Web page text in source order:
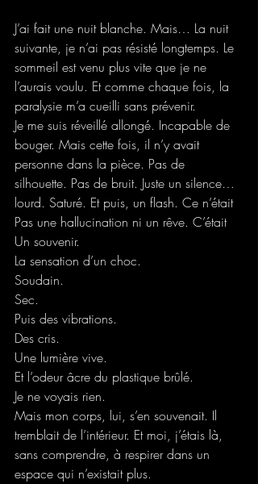
J’ai fait une nuit blanche. Mais… La nuit
suivante, je n’ai pas résisté longtemps. Le
sommeil est venu plus vite que je ne
l’aurais voulu. Et comme chaque fois, la
paralysie m’a cueilli sans prévenir.
Je me suis réveillé allongé. Incapable de
bouger. Mais cette fois, il n’y avait
personne dans la pièce. Pas de
silhouette. Pas de bruit. Juste un silence…
lourd. Saturé. Et puis, un flash. Ce n’était
Pas une hallucination ni un rêve. C’était
Un souvenir.
La sensation d’un choc.
Soudain.
Sec.
Puis des vibrations.
Des cris.
Une lumière vive.
Et l’odeur âcre du plastique brûlé.
Je ne voyais rien.
Mais mon corps, lui, s’en souvenait. Il
tremblait de l’intérieur. Et moi, j’étais là,
sans comprendre, à respirer dans un
espace qui n’existait plus.